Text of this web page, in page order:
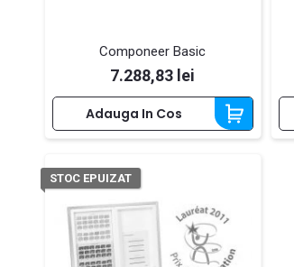
Componeer Basic
Pret
7.288,83 lei
Adauga In Cos
STOC EPUIZAT